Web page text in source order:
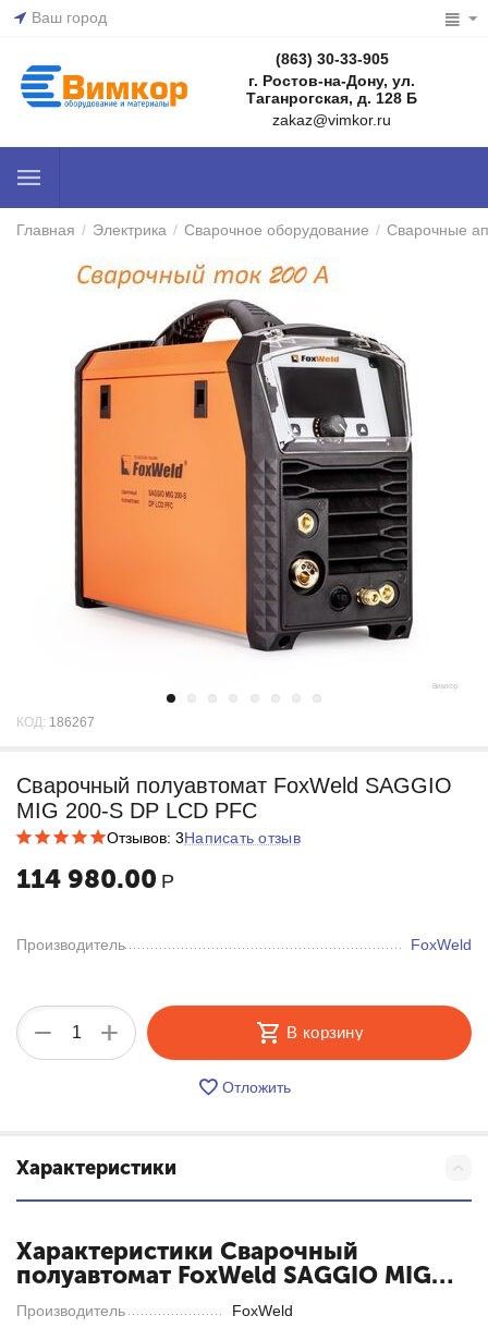
Ваш город
(863) 30-33-905
г. Ростов-на-Дону, ул.
Таганрогская, д. 128 Б
zakaz@vimkor.ru
Главная / Электрика / Сварочное оборудование / Сварочные
КОД: 186267
Сварочный полуавтомат FoxWeld SAGGIO
MIG 200-S DP LCD PFC
Отзывов: 3Написать отзыв
114 980.00 Р
Производитель FoxWeld
+
− В корзину
Отложить
Характеристики
Характеристики Сварочный
полуавтомат FoxWeld SAGGIO MIG
200-S DP LCD PFC
Производитель FoxWeld